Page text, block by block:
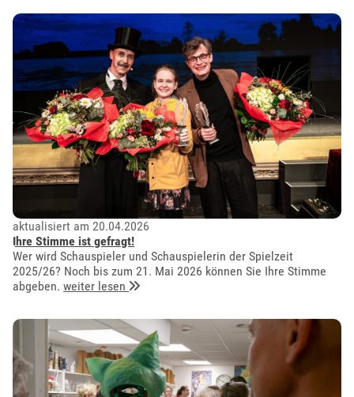
aktualisiert am 20.04.2026
Ihre Stimme ist gefragt!
Wer wird Schauspieler und Schauspielerin der Spielzeit
2025/26? Noch bis zum 21. Mai 2026 können Sie Ihre Stimme
abgeben.weiter lesen